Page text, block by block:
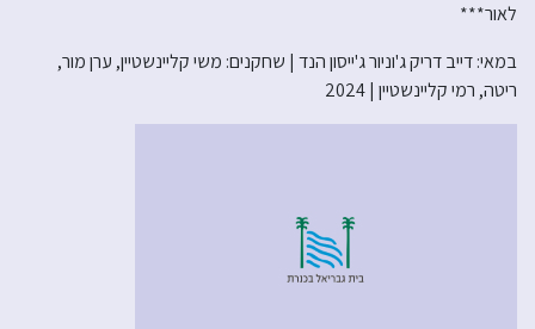
לאור***
במאי: דייב דריק ג'וניור ג'ייסון הנד | שחקנים: משי קליינשטיין, ערן מור,
ריטה, רמי קליינשטיין | 2024